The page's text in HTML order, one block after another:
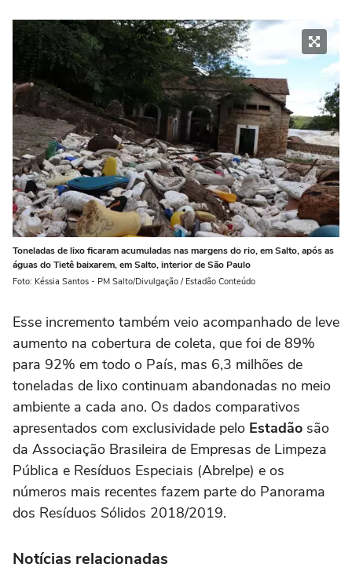
Toneladas de lixo ficaram acumuladas nas margens do rio, em Salto, após as
águas do Tietê baixarem, em Salto, interior de São Paulo
Foto: Késsia Santos - PM Salto/Divulgação / Estadão Conteúdo
Esse incremento também veio acompanhado de leve
aumento na cobertura de coleta, que foi de 89%
para 92% em todo o País, mas 6,3 milhões de
toneladas de lixo continuam abandonadas no meio
ambiente a cada ano. Os dados comparativos
apresentados com exclusividade pelo Estadão são
da Associação Brasileira de Empresas de Limpeza
Pública e Resíduos Especiais (Abrelpe) e os
números mais recentes fazem parte do Panorama
dos Resíduos Sólidos 2018/2019.
Notícias relacionadas